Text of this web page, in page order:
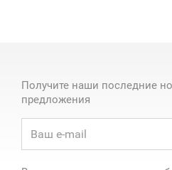
Получите наши последние
предложения